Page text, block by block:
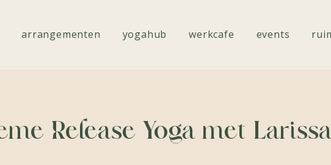
arrangementen yogahub werkcafe events
Release Yoga met Larissa